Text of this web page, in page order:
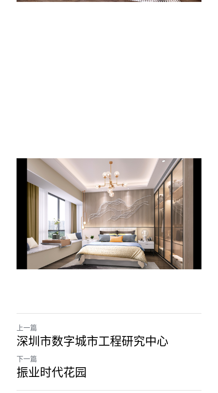
上一篇
深圳市数字城市工程研究中心
下一篇
振业时代花园